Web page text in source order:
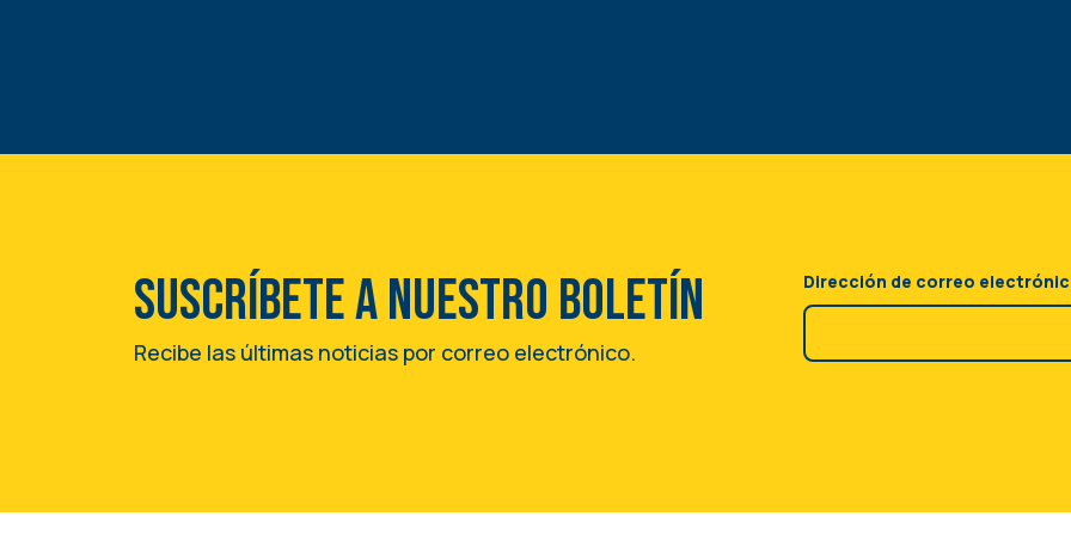
Suscríbete a nuestro boletín
Recibe las últimas noticias por correo electrónico.
Dirección de correo